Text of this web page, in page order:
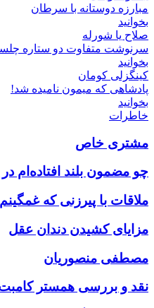
مبارزه دوستانه با سرطان
بخوانید
صلاح یا شورله
سرنوشت متفاوت دو ستاره
بخوانید
کینگزلی کومان
پادشاهی که میمون نامیده شد!
بخوانید
خاطرات
مشتری خاص
چو مضمون بلند افتاده‌ام
ملاقات با پیرزنی که
مزایای کشیدن دندان عقل
مصطفی منصوریان
نقد و بررسی همستر